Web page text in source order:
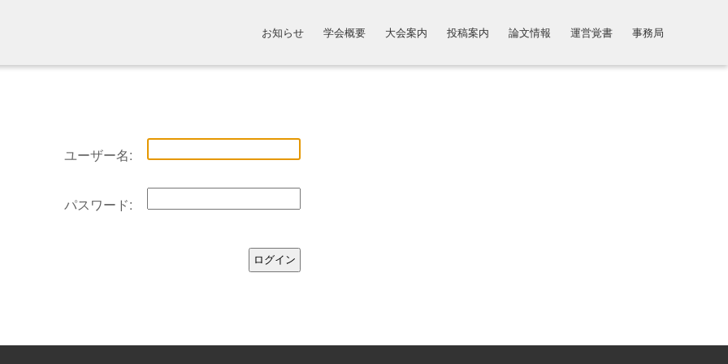
お知らせ 学会概要 大会案内 投稿案内 論文情報 運営覚書 事務局
ユーザー名:
パスワード: